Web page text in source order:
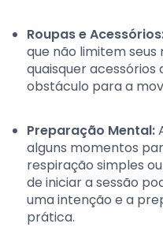
Roupas e
que não limitem seus
quaisquer
obstáculo para a
Preparação Mental:
alguns momentos
respiração simples
de iniciar a sessão
uma intenção e a
prática.